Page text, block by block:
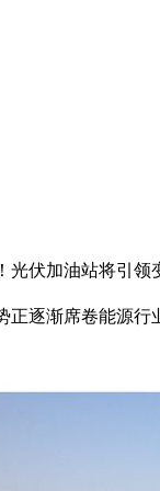
光伏加油站将引领
正逐渐席卷能源